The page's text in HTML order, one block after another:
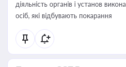
діяльність органів і установ
осіб, які відбувають покарання